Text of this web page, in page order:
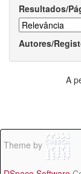
Resultados/
Autores/
A
Theme by